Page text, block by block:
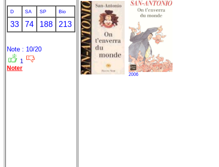
D SA SP Bio
33 74 188 213
Note : 10/20
1
Noter
2006